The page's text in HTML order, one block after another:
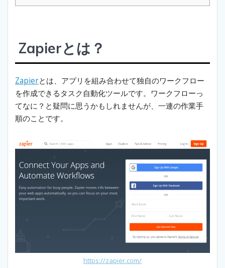
Zapierとは？
Zapierとは、アプリを組み合わせて独自のワークフロー
を作成できるタスク自動化ツールです。ワークフローっ
てなに？と疑問に思うかもしれませんが、一連の作業手
順のことです。
https://zapier.com/